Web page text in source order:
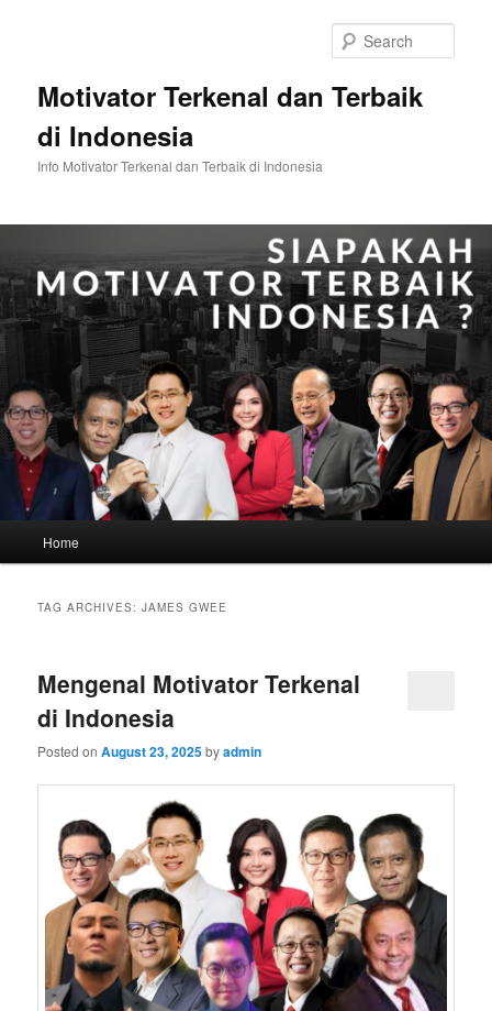
Motivator Terkenal dan Terbaik
di Indonesia
Info Motivator Terkenal dan Terbaik di Indonesia
Home
TAG ARCHIVES:JAMES GWEE
Mengenal Motivator Terkenal
di Indonesia
Posted onAugust 23, 2025byadmin